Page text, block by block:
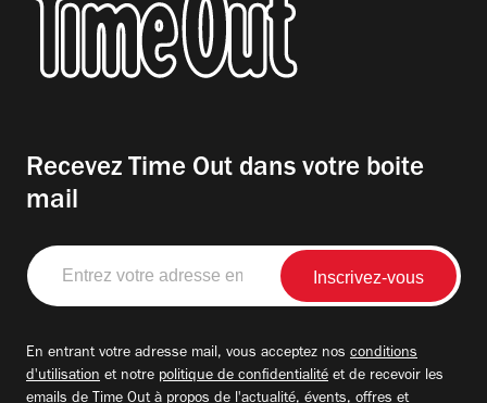
Recevez Time Out dans votre boite
mail
Entrez
votre
adresse
En entrant votre adresse mail, vous acceptez nos conditions
d'utilisation et notre politique de confidentialité et de recevoir les
emails de Time Out à propos de l'actualité, évents, offres et